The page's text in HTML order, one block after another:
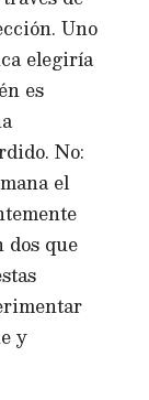
Uno
elegiría
es
No:
el
dos que
y